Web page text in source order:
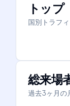
トップ
国別トラフ
総来場
過去3ヶ月の